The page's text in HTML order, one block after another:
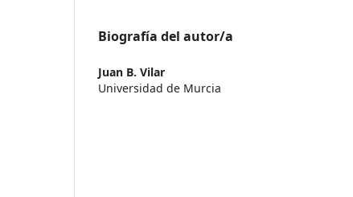
Biografía del autor/a
Juan B. Vilar
Universidad de Murcia